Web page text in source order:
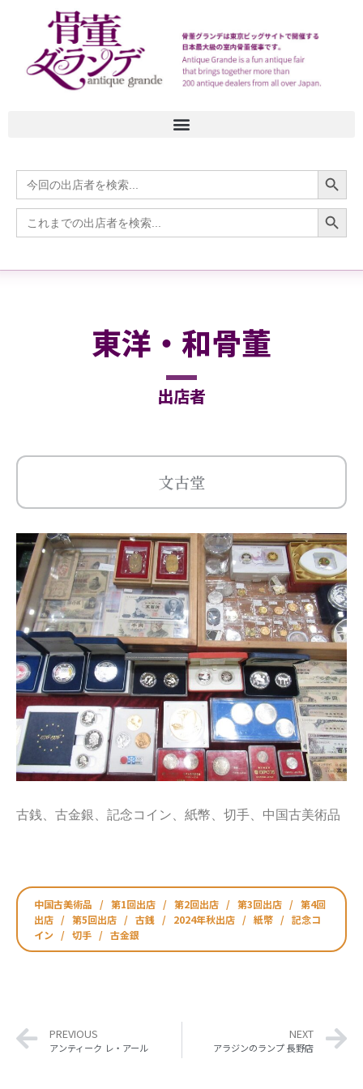
Search
for:
Search
for:
東洋・和骨董
出店者
文古堂
古銭、古金銀、記念コイン、紙幣、切手、中国古美術品
中国古美術品 / 第1回出店 / 第2回出店 / 第3回出店 / 第4回
出店 / 第5回出店 / 古銭 / 2024年秋出店 / 紙幣 / 記念コ
イン / 切手 / 古金銀
PREVIOUS
アンティーク レ・アール
NEXT
アラジンのランプ 長野店